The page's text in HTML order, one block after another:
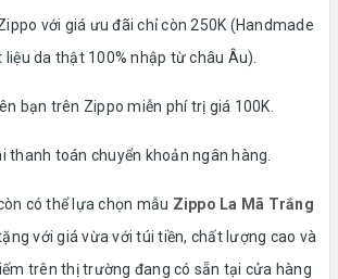
với giá ưu đãi chỉ còn 250K (Handmade
liệu da thật 100% nhập từ châu Âu).
bạn trên Zippo miễn phí trị giá 100K.
thanh toán chuyển khoản ngân hàng.
có thể lựa chọn mẫu Zippo La Mã Trắng
với giá vừa với túi tiền, chất lượng cao và
trên thị trường đang có sẵn tại cửa hàng